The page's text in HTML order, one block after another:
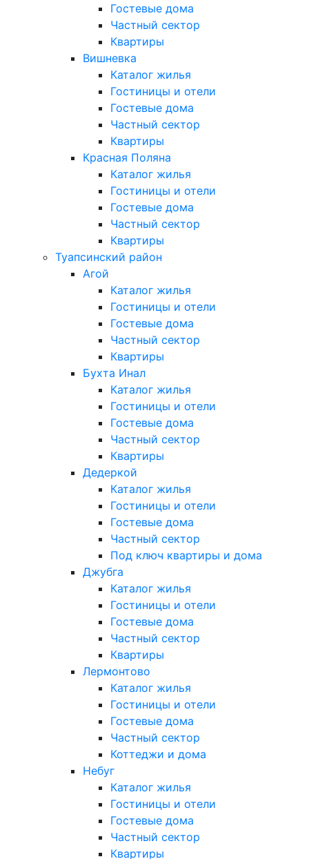
Гостевые дома
Частный сектор
Квартиры
Вишневка
Каталог жилья
Гостиницы и отели
Гостевые дома
Частный сектор
Квартиры
Красная Поляна
Каталог жилья
Гостиницы и отели
Гостевые дома
Частный сектор
Квартиры
Туапсинский район
Агой
Каталог жилья
Гостиницы и отели
Гостевые дома
Частный сектор
Квартиры
Бухта Инал
Каталог жилья
Гостиницы и отели
Гостевые дома
Частный сектор
Квартиры
Дедеркой
Каталог жилья
Гостиницы и отели
Гостевые дома
Частный сектор
Под ключ квартиры и дома
Джубга
Каталог жилья
Гостиницы и отели
Гостевые дома
Частный сектор
Квартиры
Лермонтово
Каталог жилья
Гостиницы и отели
Гостевые дома
Частный сектор
Коттеджи и дома
Небуг
Каталог жилья
Гостиницы и отели
Гостевые дома
Частный сектор
Квартиры